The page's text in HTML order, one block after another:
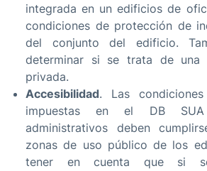
integrada en un edificios de
condiciones de protección de
del conjunto del edificio.
determinar si se trata de una
privada.
Accesibilidad. Las
impuestas en el DB
administrativos deben
zonas de uso público de los
tener en cuenta que si